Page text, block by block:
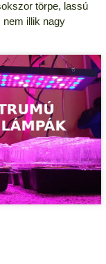
törpe, lassú
illik nagy